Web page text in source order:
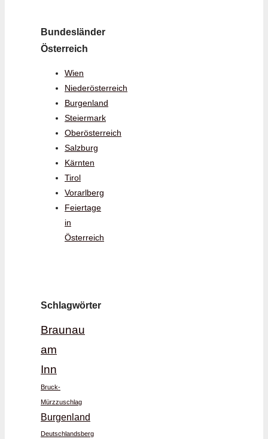
Bundesländer
Österreich
Wien
Niederösterreich
Burgenland
Steiermark
Oberösterreich
Salzburg
Kärnten
Tirol
Vorarlberg
Feiertage
in
Österreich
Schlagwörter
Braunau
am
Inn
Bruck-
Mürzzuschlag
Burgenland
Deutschlandsberg